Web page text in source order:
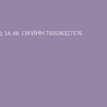
кв. 139 ИНН 780536327576